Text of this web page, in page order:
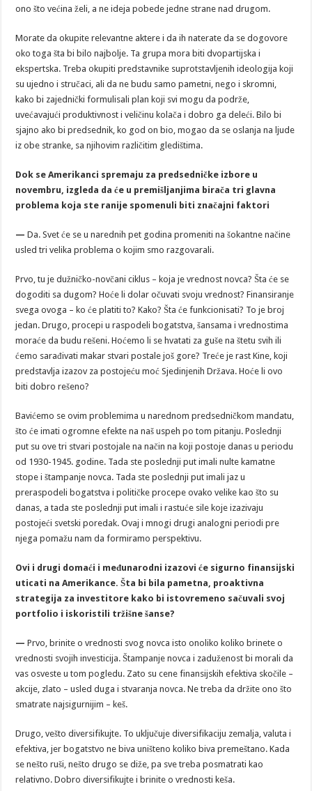
ono što većina želi, a ne ideja pobede jedne strane nad drugom.
Morate da okupite relevantne aktere i da ih naterate da se dogovore
oko toga šta bi bilo najbolje. Ta grupa mora biti dvopartijska i
ekspertska. Treba okupiti predstavnike suprotstavljenih ideologija koji
su ujedno i stručaci, ali da ne budu samo pametni, nego i skromni,
kako bi zajednički formulisali plan koji svi mogu da podrže,
uvećavajući produktivnost i veličinu kolača i dobro ga deleći. Bilo bi
sjajno ako bi predsednik, ko god on bio, mogao da se oslanja na ljude
iz obe stranke, sa njihovim različitim gledištima.
Dok se Amerikanci spremaju za predsedničke izbore u
novembru, izgleda da će u premišljanjima birača tri glavna
problema koja ste ranije spomenuli biti značajni faktori
— Da. Svet će se u narednih pet godina promeniti na šokantne načine
usled tri velika problema o kojim smo razgovarali.
Prvo, tu je dužničko-novčani ciklus – koja je vrednost novca? Šta će se
dogoditi sa dugom? Hoće li dolar očuvati svoju vrednost? Finansiranje
svega ovoga – ko će platiti to? Kako? Šta će funkcionisati? To je broj
jedan. Drugo, procepi u raspodeli bogatstva, šansama i vrednostima
moraće da budu rešeni. Hoćemo li se hvatati za guše na štetu svih ili
ćemo sarađivati makar stvari postale još gore? Treće je rast Kine, koji
predstavlja izazov za postojeću moć Sjedinjenih Država. Hoće li ovo
biti dobro rešeno?
Bavićemo se ovim problemima u narednom predsedničkom mandatu,
što će imati ogromne efekte na naš uspeh po tom pitanju. Poslednji
put su ove tri stvari postojale na način na koji postoje danas u periodu
od 1930-1945. godine. Tada ste poslednji put imali nulte kamatne
stope i štampanje novca. Tada ste poslednji put imali jaz u
preraspodeli bogatstva i političke procepe ovako velike kao što su
danas, a tada ste poslednji put imali i rastuće sile koje izazivaju
postojeći svetski poredak. Ovaj i mnogi drugi analogni periodi pre
njega pomažu nam da formiramo perspektivu.
Ovi i drugi domaći i međunarodni izazovi će sigurno finansijski
uticati na Amerikance. Šta bi bila pametna, proaktivna
strategija za investitore kako bi istovremeno sačuvali svoj
portfolio i iskoristili tržišne šanse?
— Prvo, brinite o vrednosti svog novca isto onoliko koliko brinete o
vrednosti svojih investicija. Štampanje novca i zaduženost bi morali da
vas osveste u tom pogledu. Zato su cene finansijskih efektiva skočile –
akcije, zlato – usled duga i stvaranja novca. Ne treba da držite ono što
smatrate najsigurnijim – keš.
Drugo, vešto diversifikujte. To uključuje diversifikaciju zemalja, valuta i
efektiva, jer bogatstvo ne biva uništeno koliko biva premeštano. Kada
se nešto ruši, nešto drugo se diže, pa sve treba posmatrati kao
relativno. Dobro diversifikujte i brinite o vrednosti keša.